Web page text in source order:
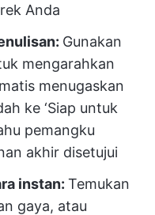
Anda
Gunakan
mengarahkan
menugaskan
ke ‘Siap untuk
pemangku
akhir disetujui
instan: Temukan
gaya, atau